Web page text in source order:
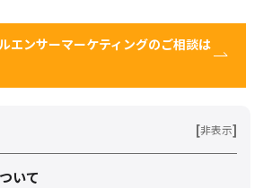
エンサーマーケティングのご相談は
[非表示]
いて